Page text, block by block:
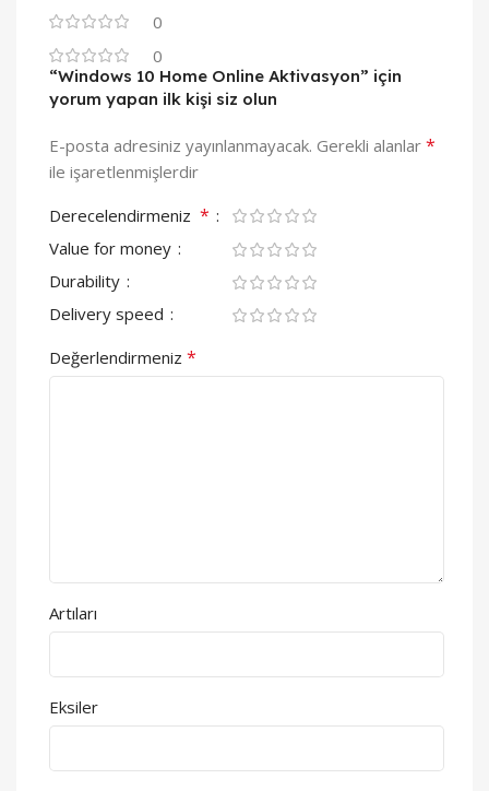
0
0
“Windows 10 Home Online Aktivasyon” için
yorum yapan ilk kişi siz olun
E-posta adresiniz yayınlanmayacak. Gerekli alanlar *
ile işaretlenmişlerdir
Derecelendirmeniz *
Value for money
Durability
Delivery speed
Değerlendirmeniz *
Artıları
Eksiler